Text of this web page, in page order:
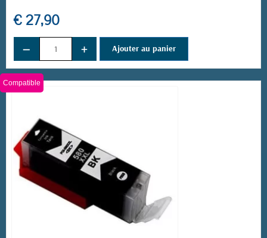
€ 27,90
− + Ajouter au panier
Compatible